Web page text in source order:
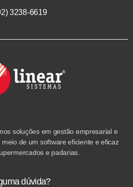
3238-6619
soluções em gestão empresarial e
de um software eficiente e eficaz
e padarias.
dúvida?